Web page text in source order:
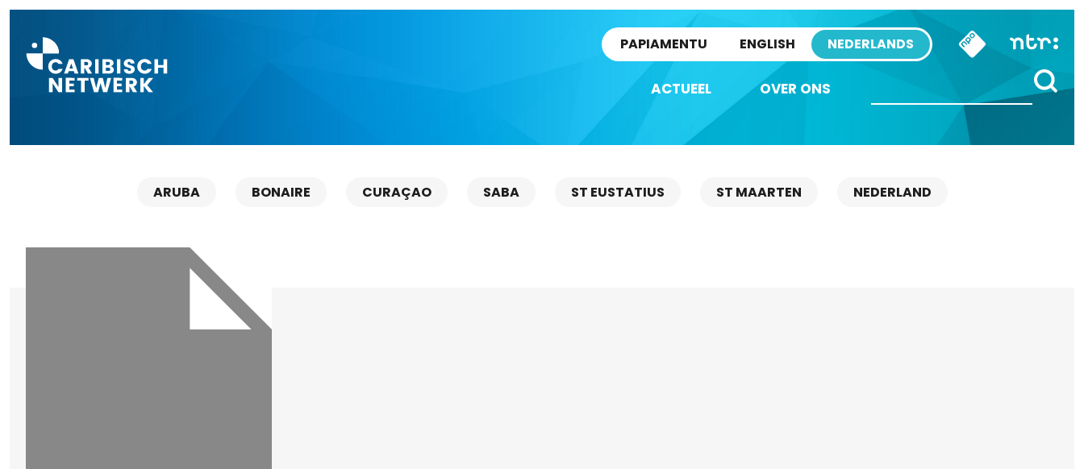
PAPIAMENTU ENGLISH NEDERLANDS
ACTUEEL OVER ONS
ARUBA BONAIRE CURAÇAO SABA ST EUSTATIUS ST MAARTEN NEDERLAND